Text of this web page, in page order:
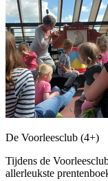
De Voorleesclub (4+)
Tijdens de
allerleukste